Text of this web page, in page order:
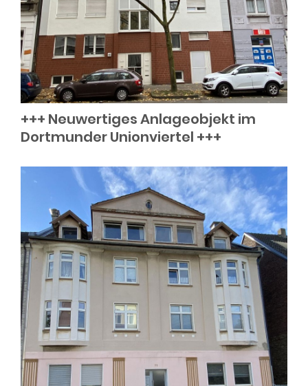
+++ Neuwertiges Anlageobjekt im
Dortmunder Unionviertel +++